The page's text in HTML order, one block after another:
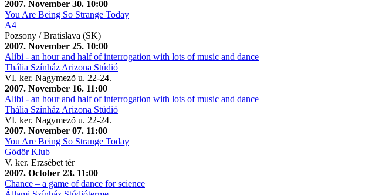
2007. November 30. 10:00
You Are Being So Strange Today
A4
Pozsony / Bratislava (SK)
2007. November 25. 10:00
Alibi - an hour and half of interrogation with lots of music and dance
Thália Színház Arizona Stúdió
VI. ker. Nagymezõ u. 22-24.
2007. November 16. 11:00
Alibi - an hour and half of interrogation with lots of music and dance
Thália Színház Arizona Stúdió
VI. ker. Nagymezõ u. 22-24.
2007. November 07. 11:00
You Are Being So Strange Today
Gödör Klub
V. ker. Erzsébet tér
2007. October 23. 11:00
Chance – a game of dance for science